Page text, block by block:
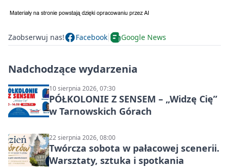
Zaobserwuj nas! Facebook Google News
Nadchodzące wydarzenia
10 sierpnia 2026, 07:30
PÓŁKOLONIE Z SENSEM – „Widzę Cię”
w Tarnowskich Górach
22 sierpnia 2026, 08:00
Twórcza sobota w pałacowej scenerii.
Warsztaty, sztuka i spotkania